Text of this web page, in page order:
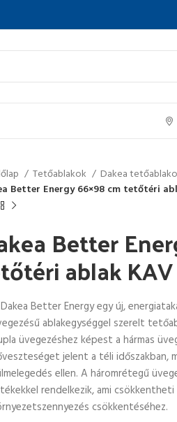
Tetőablakok Dakea
Better Energy 66×98 cm tetőtéri
Better
ablak
Better Energy egy új,
ablakegységgel szerelt
üvegezéshez képest a hármas
jelent a téli időszakban,
ellen. A háromrétegű
rendelkezik, ami
csökkentéséhez.